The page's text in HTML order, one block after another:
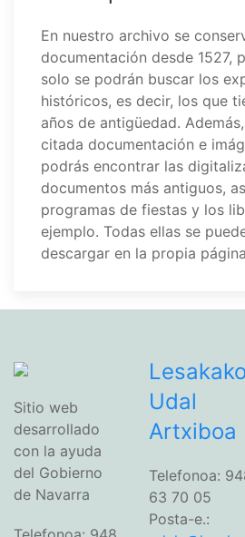
En nuestro archivo se
documentación desde 1527,
solo se podrán buscar los
históricos, es decir, los que
años de antigüedad.
citada documentación e
podrás encontrar las
documentos más antiguos,
programas de fiestas y los
ejemplo. Todas ellas se
descargar en la propia
Sitio web
desarrollado
con la ayuda
del Gobierno
de Navarra
Lesakako
Udal
Artxiboa
Telefonoa:
63 70 05
Posta-e.: